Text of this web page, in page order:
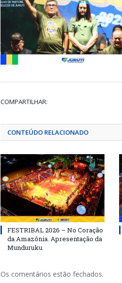
COMPARTILHAR:
CONTEÚDO RELACIONADO
FESTRIBAL 2026 – No Coração
da Amazônia. Apresentação da
Munduruku.
Os comentários estão fechados.